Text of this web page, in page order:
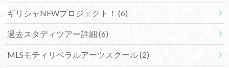
ギリシャNEWプロジェクト！ (6)
過去スタディツアー詳細 (6)
MLSモティリベラルアーツスクール(2)